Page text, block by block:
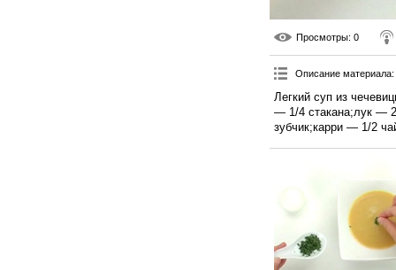
Просмотры: 0
Описание материала:
Легкий суп из
— 1/4 стакана;лук —
зубчик;карри — 1/2